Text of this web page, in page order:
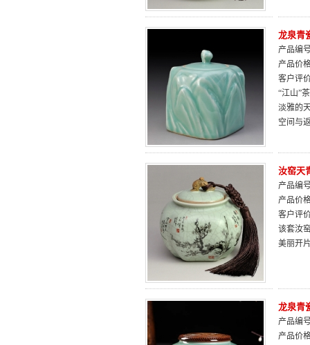
龙泉青
产品编
产品价
客户评
“江山”
淡雅的
空间与
汝窑天
产品编
产品价
客户评
该套汝
美丽开
龙泉青
产品编
产品价